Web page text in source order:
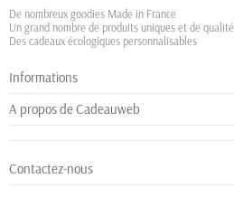
De nombreux goodies Made in France
Un grand nombre de produits uniques et de qualité
Des cadeaux écologiques personnalisables
Informations
A propos de Cadeauweb
Contactez-nous